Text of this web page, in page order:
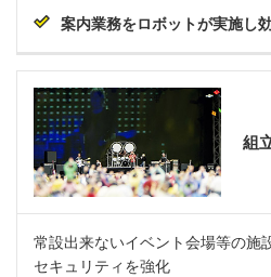
案内業務をロボットが実施し
組
常設出来ないイベント会場等の施
セキュリティを強化